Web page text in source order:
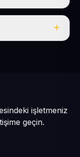
dahil.
işletmeniz
geçin.